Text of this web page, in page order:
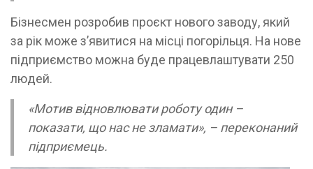
Бізнесмен розробив проєкт нового заводу, який
за рік може зʼявитися на місці погорільця. На нове
підприємство можна буде працевлаштувати 250
людей.
«Мотив відновлювати роботу один –
показати, що нас не зламати», – переконаний
підприємець.